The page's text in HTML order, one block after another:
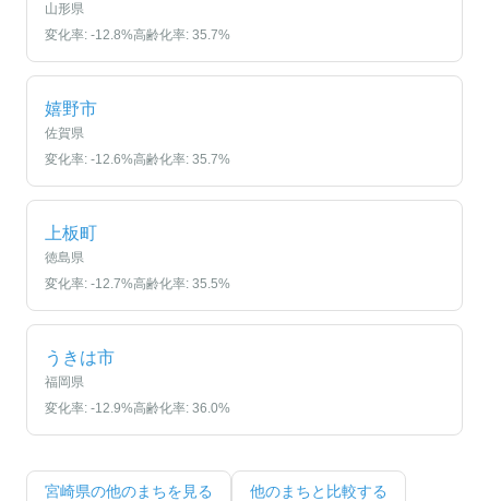
山形県
変化率: -12.8%高齢化率: 35.7%
嬉野市
佐賀県
変化率: -12.6%高齢化率: 35.7%
上板町
徳島県
変化率: -12.7%高齢化率: 35.5%
うきは市
福岡県
変化率: -12.9%高齢化率: 36.0%
宮崎県の他のまちを見る 他のまちと比較する